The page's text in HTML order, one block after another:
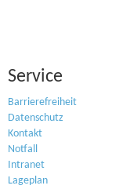
Service
Barrierefreiheit
Datenschutz
Kontakt
Notfall
Intranet
Lageplan